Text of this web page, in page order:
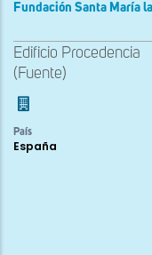
Fundación Santa María
Edificio Procedencia
(Fuente)
País
España